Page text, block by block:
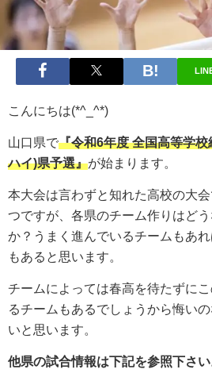
こんにちは(*^_^*)
山口県で『令和6年度全国高等学校
ハイ)県予選』が始まります。
本大会は言わずと知れた高校の大
つですが、各県のチーム作りはど
か？うまく進んでいるチームもあ
もあると思います。
チームによっては春高を待たずに
るチームもあるでしょうから悔い
いと思います。
他県の試合情報は下記を参照下さい